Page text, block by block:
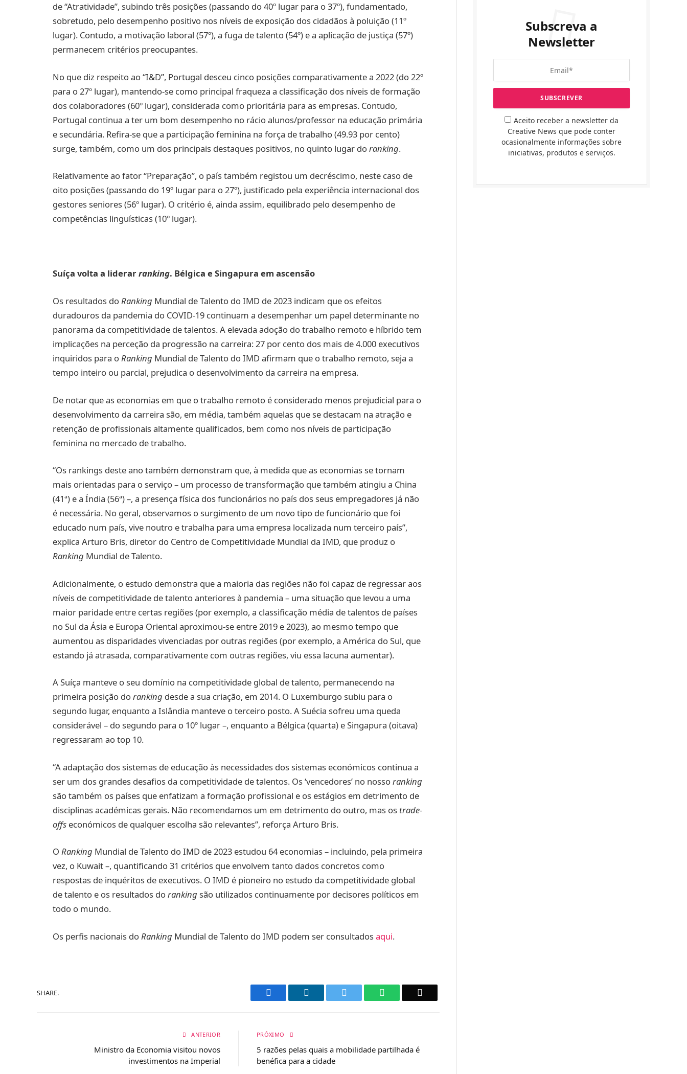
de “Atratividade”, subindo três posições (passando do 40º lugar para o 37º), fundamentado,
sobretudo, pelo desempenho positivo nos níveis de exposição dos cidadãos à poluição (11º
lugar). Contudo, a motivação laboral (57º), a fuga de talento (54º) e a aplicação de justiça (57º)
permanecem critérios preocupantes.
No que diz respeito ao “I&D”, Portugal desceu cinco posições comparativamente a 2022 (do 22º
para o 27º lugar), mantendo-se como principal fraqueza a classificação dos níveis de formação
dos colaboradores (60º lugar), considerada como prioritária para as empresas. Contudo,
Portugal continua a ter um bom desempenho no rácio alunos/professor na educação primária
e secundária. Refira-se que a participação feminina na força de trabalho (49.93 por cento)
surge, também, como um dos principais destaques positivos, no quinto lugar doranking.
Relativamente ao fator “Preparação”, o país também registou um decréscimo, neste caso de
oito posições (passando do 19º lugar para o 27º), justificado pela experiência internacional dos
gestores seniores (56º lugar). O critério é, ainda assim, equilibrado pelo desempenho de
competências linguísticas (10º lugar).
Suíça volta a liderarranking. Bélgica e Singapura em ascensão
Os resultados doRanking Mundial de Talento do IMD de 2023 indicam que os efeitos
duradouros da pandemia do COVID-19 continuam a desempenhar um papel determinante no
panorama da competitividade de talentos. A elevada adoção do trabalho remoto e híbrido tem
implicações na perceção da progressão na carreira: 27 por cento dos mais de 4.000 executivos
inquiridos para oRanking Mundial de Talento do IMD afirmam que o trabalho remoto, seja a
tempo inteiro ou parcial, prejudica o desenvolvimento da carreira na empresa.
De notar que as economias em que o trabalho remoto é considerado menos prejudicial para o
desenvolvimento da carreira são, em média, também aquelas que se destacam na atração e
retenção de profissionais altamente qualificados, bem como nos níveis de participação
feminina no mercado de trabalho.
“Os rankings deste ano também demonstram que, à medida que as economias se tornam
mais orientadas para o serviço – um processo de transformação que também atingiu a China
(41ª) e a Índia (56ª) –, a presença física dos funcionários no país dos seus empregadores já não
é necessária. No geral, observamos o surgimento de um novo tipo de funcionário que foi
educado num país, vive noutro e trabalha para uma empresa localizada num terceiro país”,
explica Arturo Bris, diretor do Centro de Competitividade Mundial da IMD, que produz o
Ranking Mundial de Talento.
Adicionalmente, o estudo demonstra que a maioria das regiões não foi capaz de regressar aos
níveis de competitividade de talento anteriores à pandemia – uma situação que levou a uma
maior paridade entre certas regiões (por exemplo, a classificação média de talentos de países
no Sul da Ásia e Europa Oriental aproximou-se entre 2019 e 2023), ao mesmo tempo que
aumentou as disparidades vivenciadas por outras regiões (por exemplo, a América do Sul, que
estando já atrasada, comparativamente com outras regiões, viu essa lacuna aumentar).
A Suíça manteve o seu domínio na competitividade global de talento, permanecendo na
primeira posição doranking desde a sua criação, em 2014. O Luxemburgo subiu para o
segundo lugar, enquanto a Islândia manteve o terceiro posto. A Suécia sofreu uma queda
considerável – do segundo para o 10º lugar –, enquanto a Bélgica (quarta) e Singapura (oitava)
regressaram ao top 10.
“A adaptação dos sistemas de educação às necessidades dos sistemas económicos continua a
ser um dos grandes desafios da competitividade de talentos. Os ‘vencedores’ no nossoranking
são também os países que enfatizam a formação profissional e os estágios em detrimento de
disciplinas académicas gerais. Não recomendamos um em detrimento do outro, mas os trade-
offs económicos de qualquer escolha são relevantes”, reforça Arturo Bris.
O Ranking Mundial de Talento do IMD de 2023 estudou 64 economias – incluindo, pela primeira
vez, o Kuwait –, quantificando 31 critérios que envolvem tanto dados concretos como
respostas de inquéritos de executivos. O IMD é pioneiro no estudo da competitividade global
de talento e os resultados doranking são utilizados continuamente por decisores políticos em
todo o mundo.
Os perfis nacionais doRanking Mundial de Talento do IMD podem ser consultadosaqui.
SHARE. Facebook LinkedIn WhatsApp
ANTERIOR
Ministro da Economia visitou novos
investimentos na Imperial
PRÓXIMO
5 razões pelas quais a mobilidade partilhada é
benéfica para a cidade
Subscreva a
Newsletter
Aceito receber a newsletter da
Creative News que pode conter
ocasionalmente informações sobre
iniciativas, produtos e serviços.